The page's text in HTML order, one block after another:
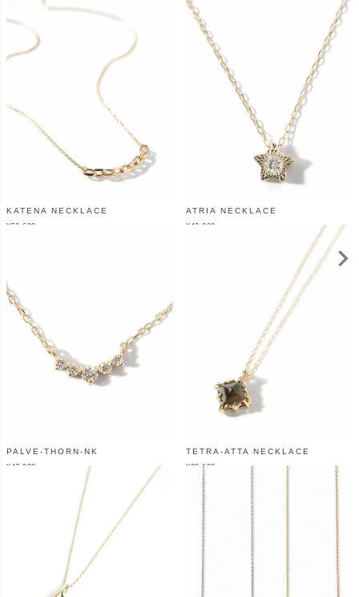
KATENA NECKLACE
¥50,600
ATRIA NECKLACE
¥ 42,900
PALVE-THORN-NK
¥ 47,300
TETRA-ATTA NECKLACE
¥39,600